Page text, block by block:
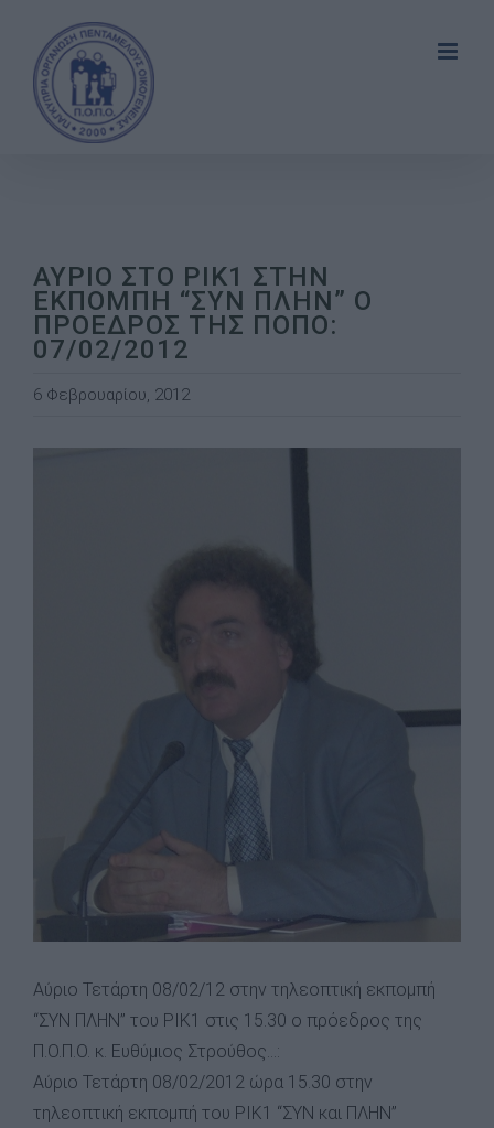
content
ΑΥΡΙΟ ΣΤΟ ΡΙΚ1 ΣΤΗΝ
ΕΚΠΟΜΠΗ “ΣΥΝ ΠΛΗΝ” Ο
ΠΡΟΕΔΡΟΣ ΤΗΣ ΠΟΠΟ:
07/02/2012
6 Φεβρουαρίου, 2012
Αύριο Τετάρτη 08/02/12 στην τηλεοπτική εκπομπή
“ΣΥΝ ΠΛΗΝ” του ΡΙΚ1 στις 15.30 ο πρόεδρος της
Π.Ο.Π.Ο. κ. Ευθύμιος Στρούθος…:
Αύριο Τετάρτη 08/02/2012 ώρα 15.30 στην
τηλεοπτική εκπομπή του ΡΙΚ1 “ΣΥΝ και ΠΛΗΝ”